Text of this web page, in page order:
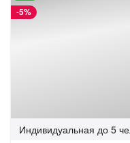
-5%
Индивидуальная до 5